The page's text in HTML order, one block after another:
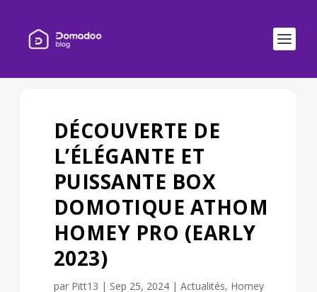
DÉCOUVERTE DE
L’ÉLÉGANTE ET
PUISSANTE BOX
DOMOTIQUE ATHOM
HOMEY PRO (EARLY
2023)
par Pitt13 | Sep 25, 2024| Actualités, Homey